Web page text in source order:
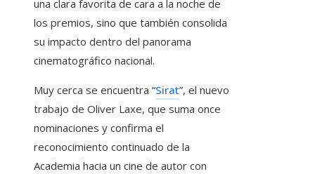
una clara favorita de cara a la noche de
los premios, sino que también consolida
su impacto dentro del panorama
cinematográfico nacional.
Muy cerca se encuentra “Sirat”, el nuevo
trabajo de Oliver Laxe, que suma once
nominaciones y confirma el
reconocimiento continuado de la
Academia hacia un cine de autor con